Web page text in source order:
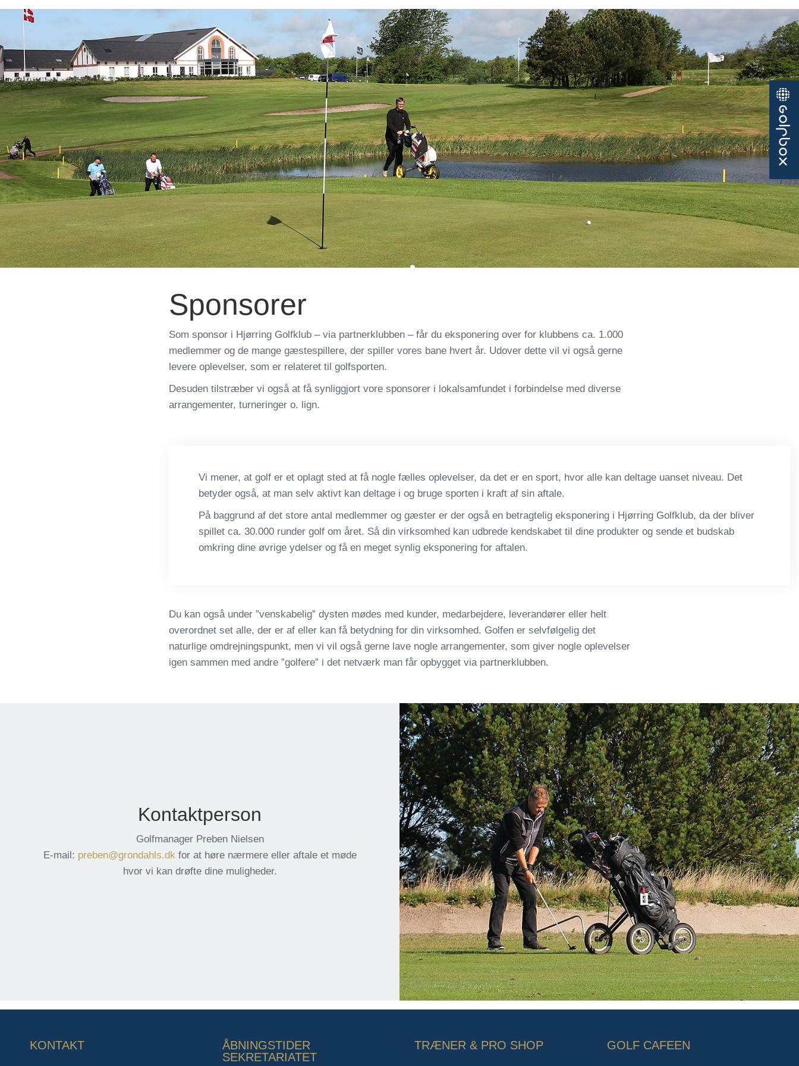
Sponsorer
Som sponsor i Hjørring Golfklub – via partnerklubben – får du eksponering over for klubbens ca. 1.000
medlemmer og de mange gæstespillere, der spiller vores bane hvert år. Udover dette vil vi også gerne
levere oplevelser, som er relateret til golfsporten.
Desuden tilstræber vi også at få synliggjort vore sponsorer i lokalsamfundet i forbindelse med diverse
arrangementer, turneringer o. lign.
Vi mener, at golf er et oplagt sted at få nogle fælles oplevelser, da det er en sport, hvor alle kan deltage uanset niveau. Det
betyder også, at man selv aktivt kan deltage i og bruge sporten i kraft af sin aftale.
På baggrund af det store antal medlemmer og gæster er der også en betragtelig eksponering i Hjørring Golfklub, da der bliver
spillet ca. 30.000 runder golf om året. Så din virksomhed kan udbrede kendskabet til dine produkter og sende et budskab
omkring dine øvrige ydelser og få en meget synlig eksponering for aftalen.
Du kan også under ”venskabelig” dysten mødes med kunder, medarbejdere, leverandører eller helt
overordnet set alle, der er af eller kan få betydning for din virksomhed. Golfen er selvfølgelig det
naturlige omdrejningspunkt, men vi vil også gerne lave nogle arrangementer, som giver nogle oplevelser
igen sammen med andre ”golfere” i det netværk man får opbygget via partnerklubben.
Kontaktperson
Golfmanager Preben Nielsen
E-mail: preben@grondahls.dkfor at høre nærmere eller aftale et møde
hvor vi kan drøfte dine muligheder.
KONTAKT
ÅBNINGSTIDER
SEKRETARIATET
TRÆNER & PRO SHOP GOLF CAFEEN